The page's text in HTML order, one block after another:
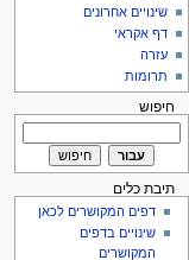
שינויים אחרונים
דף אקראי
עזרה
תרומות
חיפוש
תיבת כלים
דפים המקושרים לכאן
שינויים בדפים
המקושרים